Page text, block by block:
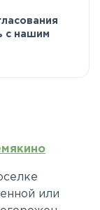
с нашим
или